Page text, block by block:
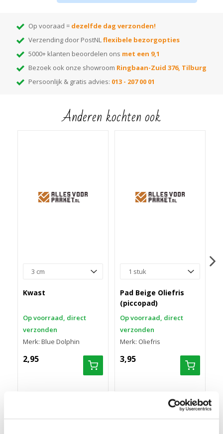
Droogtijd +/- 24 uur
Aanbrengen in één laag
Scroll naar beneden voor gebruiksaanwijzing of open hem direct hier!
Op vooraad = dezelfde dag verzonden!
Verzending door PostNLflexibele bezorgopties
5000+ klanten beoordelen ons met een 9,1
Bezoek ook onze showroom Ringbaan-Zuid 376, Tilburg
Persoonlijk & gratis advies: 013 - 207 00 01
Anderen kochten ook
Kwast
Op voorraad, direct
verzonden
Merk: Blue Dolphin
2,95
Pad Beige Oliefris
(piccopad)
Op voorraad, direct
verzonden
Merk: Oliefris
3,95
CIRANOVA UNICO CASTLE 7374